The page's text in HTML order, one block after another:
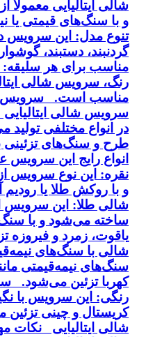
شالی ایتالیایی
و با سنگ‌های قیمتی یا
تنوع مدل: این سرویس
گردنبند، دستبند،
مناسب برای هر سلیقه:
رنگ، سرویس شالی
مناسب است. سرویس
سرویس شالی
در انواع مختلفی
طرح و سنگ‌های تزئینی
انواع رایج این
و با روکش طلا یا
ساخته می‌شود و با
یاقوت، زمرد و
شالی با سنگ‌های
سنگ‌های نیمه‌قیمتی
کهربا تزئین می‌شود.
رنگی: این سرویس با
کریستال و چینی
شالی ایتالیایی نکات